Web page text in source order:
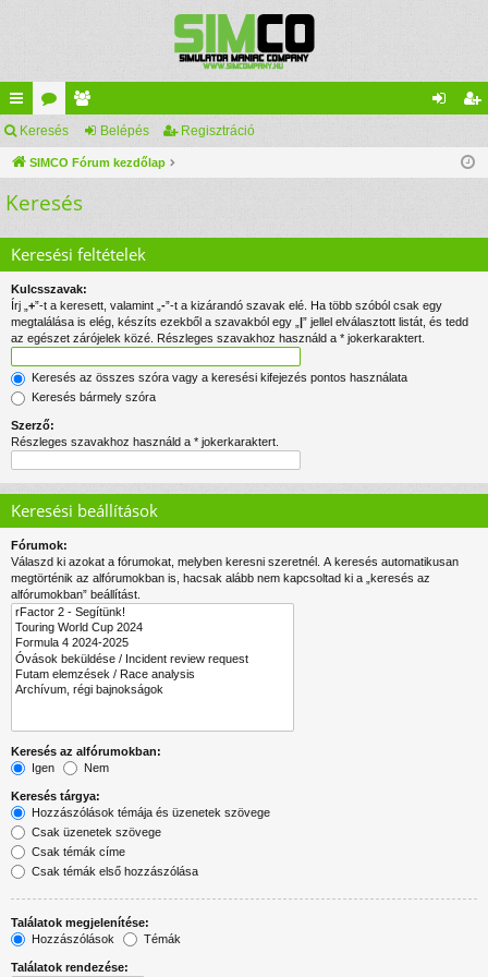
yo
rs
lin
k
ór
u
m
ag
lis
ta
is
Keresés Belépés Regisztráció
SIMCO Fórum kezdőlap
Keresés
Keresési feltételek
Kulcsszavak:
Írj „ +”-t a keresett, valamint „ -”-t a kizárandó szavak elé. Ha több szóból csak egy
megtalálása is elég, készíts ezekből a szavakból egy „ |” jellel elválasztott listát, és tedd
az egészet zárójelek közé. Részleges szavakhoz használd a * jokerkaraktert.
Keresés az összes szóra vagy a keresési kifejezés pontos használata
Keresés bármely szóra
Szerző:
Részleges szavakhoz használd a * jokerkaraktert.
Keresési beállítások
Fórumok:
Válaszd ki azokat a fórumokat, melyben keresni szeretnél. A keresés automatikusan
megtörténik az alfórumokban is, hacsak alább nem kapcsoltad ki a „keresés az
alfórumokban” beállítást.
Keresés az alfórumokban:
Igen
Nem
Keresés tárgya:
Hozzászólások témája és üzenetek szövege
Csak üzenetek szövege
Csak témák címe
Csak témák első hozzászólása
Találatok megjelenítése:
Hozzászólások
Témák
Találatok rendezése: